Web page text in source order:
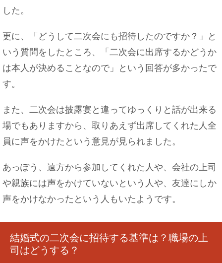
した。
更に、「どうして二次会にも招待したのですか？」と
いう質問をしたところ、「二次会に出席するかどうか
は本人が決めることなので」という回答が多かったで
す。
また、二次会は披露宴と違ってゆっくりと話が出来る
場でもありますから、取りあえず出席してくれた人全
員に声をかけたという意見が見られました。
あっぽう、遠方から参加してくれた人や、会社の上司
や親族には声をかけていないという人や、友達にしか
声をかけなかったという人もいたようです。
結婚式の二次会に招待する基準は？職場の上
司はどうする？